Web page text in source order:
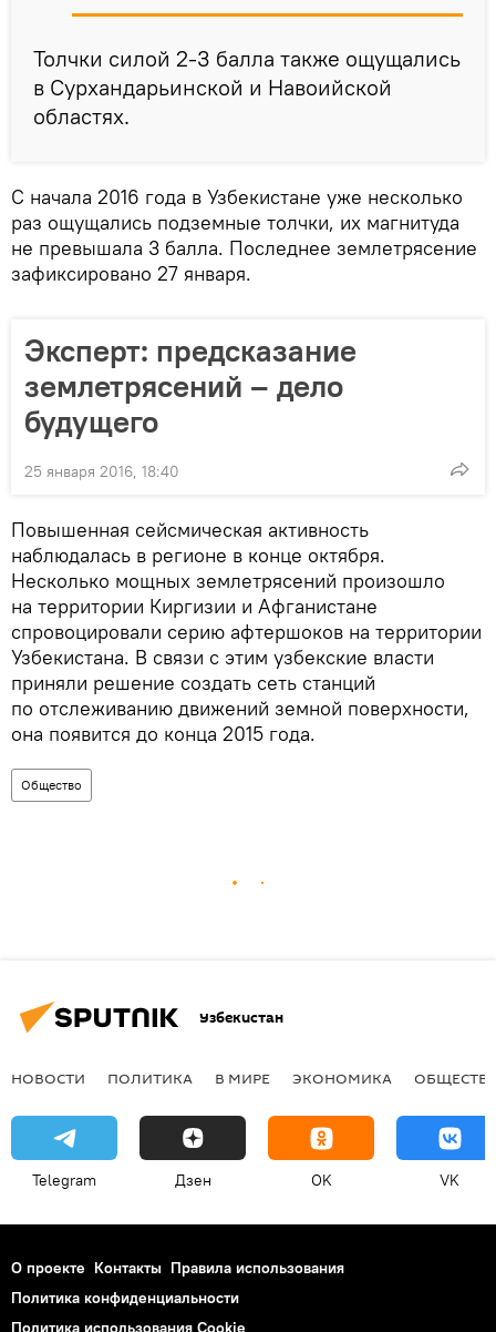
Толчки силой 2-3 балла также ощущались
в Сурхандарьинской и Навоийской
областях.
С начала 2016 года в Узбекистане уже несколько
раз ощущались подземные толчки, их магнитуда
не превышала 3 балла. Последнее землетрясение
зафиксировано 27 января.
Эксперт: предсказание
землетрясений – дело
будущего
25 января 2016, 18:40
Повышенная сейсмическая активность
наблюдалась в регионе в конце октября.
Несколько мощных землетрясений произошло
на территории Киргизии и Афганистане
спровоцировали серию афтершоков на территории
Узбекистана. В связи с этим узбекские власти
приняли решение создать сеть станций
по отслеживанию движений земной поверхности,
она появится до конца 2015 года.
Общество
Узбекистан
НОВОСТИ ПОЛИТИКА В МИРЕ ЭКОНОМИКА
Telegram Дзен OK VK
О проекте Контакты Правила использования
Политика конфиденциальности
Политика использования Cookie